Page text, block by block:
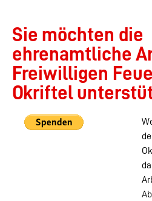
Sie möchten die
ehrenamtliche
Freiwilligen
Okriftel